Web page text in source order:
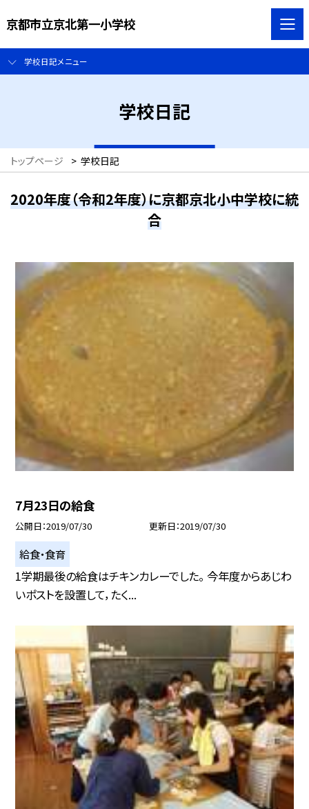
京都市立京北第一小学校
学校日記メニュー
学校日記
トップページ > 学校日記
2020年度（令和2年度）に京都京北小中学校に統
合
7月23日の給食
公開日 2019/07/30 更新日 2019/07/30
給食・食育
1学期最後の給食はチキンカレーでした。 今年度からあじわ
いポストを設置して，たく...